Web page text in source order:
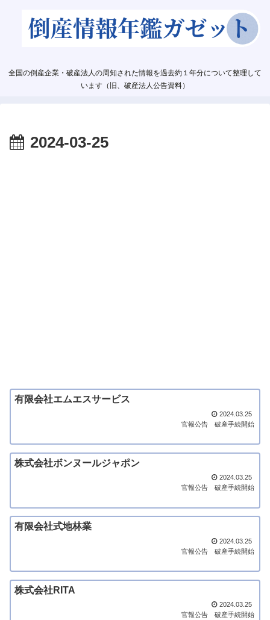
全国の倒産企業・破産法人の周知された情報を過去約１年分について整理して
います（旧、破産法人公告資料）
2024-03-25
有限会社エムエスサービス
2024.03.25
官報公告
破産手続開始
株式会社ボンヌールジャポン
2024.03.25
官報公告
破産手続開始
有限会社式地林業
2024.03.25
官報公告
破産手続開始
株式会社RITA
2024.03.25
官報公告
破産手続開始